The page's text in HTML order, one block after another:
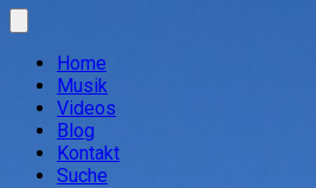
Home
Musik
Videos
Blog
Kontakt
Suche